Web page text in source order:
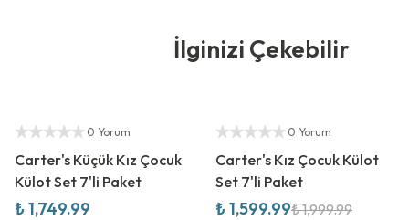
İlginizi Çekebilir
0 Yorum
Carter's Küçük Kız Çocuk
Külot Set 7'li Paket
₺ 1,749.99
Yetkili Satıcı
0 Yorum
Carter's Kız Çocuk Külot
Set 7'li Paket
₺ 1,599.99₺ 1,999.99